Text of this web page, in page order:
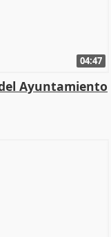
04:47
Ayuntamiento